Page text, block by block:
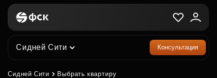
Сидней Сити Консультация
Сидней Сити Выбрать квартиру